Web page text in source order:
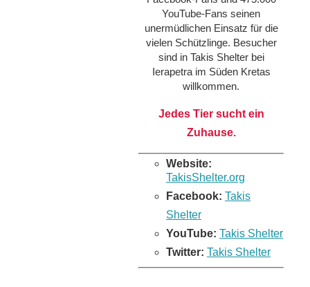
YouTube-Fans seinen
unermüdlichen Einsatz für die
vielen Schützlinge. Besucher
sind in Takis Shelter bei
Ierapetra im Süden Kretas
willkommen.
Jedes Tier sucht ein
Zuhause.
Website:
TakisShelter.org
Facebook: Takis
Shelter
YouTube: Takis Shelter
Twitter: Takis Shelter